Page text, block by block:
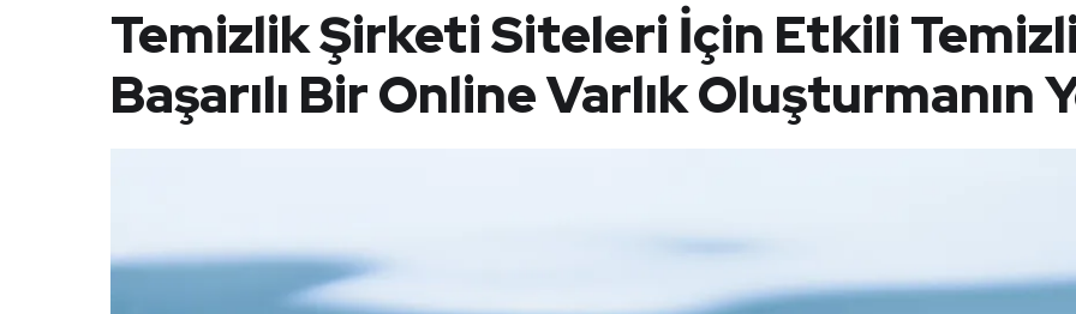
Temizlik Şirketi Siteleri İçin Etkili
Başarılı Bir Online Varlık Oluşturmanın